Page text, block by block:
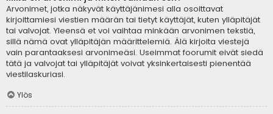
Arvonimet, jotka näkyvät käyttäjänimesi alla osoittavat
kirjoittamiesi viestien määrän tai tietyt käyttäjät, kuten ylläpitäjät
tai valvojat. Yleensä et voi vaihtaa minkään arvonimen tekstiä,
sillä nämä ovat ylläpitäjän määrittelemiä. Älä kirjoita viestejä
vain parantaaksesi arvonimeäsi. Useimmat foorumit eivät siedä
tätä ja valvojat tai ylläpitäjät voivat yksinkertaisesti pienentää
viestilaskuriasi.
Ylös